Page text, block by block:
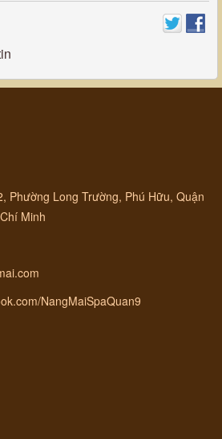
Phường Long Trường, Phú Hữu, Quận
Minh
NangMaiSpaQuan9